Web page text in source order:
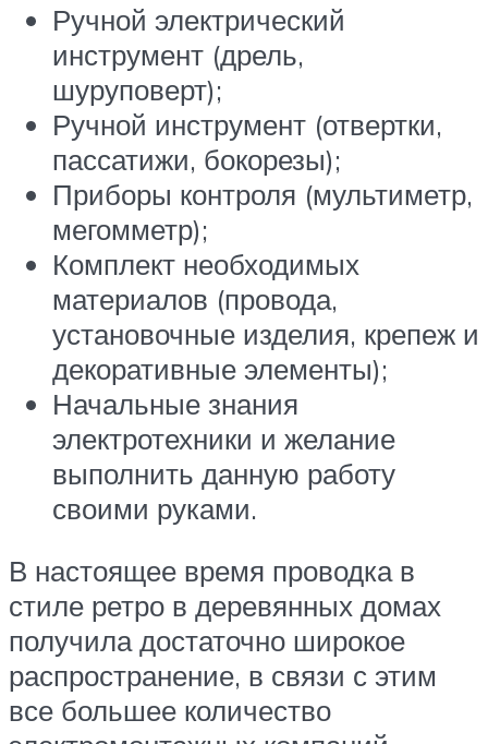
Ручной электрический
инструмент (дрель,
шуруповерт);
Ручной инструмент (отвертки,
пассатижи, бокорезы);
Приборы контроля (мультиметр,
мегомметр);
Комплект необходимых
материалов (провода,
установочные изделия, крепеж и
декоративные элементы);
Начальные знания
электротехники и желание
выполнить данную работу
своими руками.
В настоящее время проводка в
стиле ретро в деревянных домах
получила достаточно широкое
распространение, в связи с этим
все большее количество